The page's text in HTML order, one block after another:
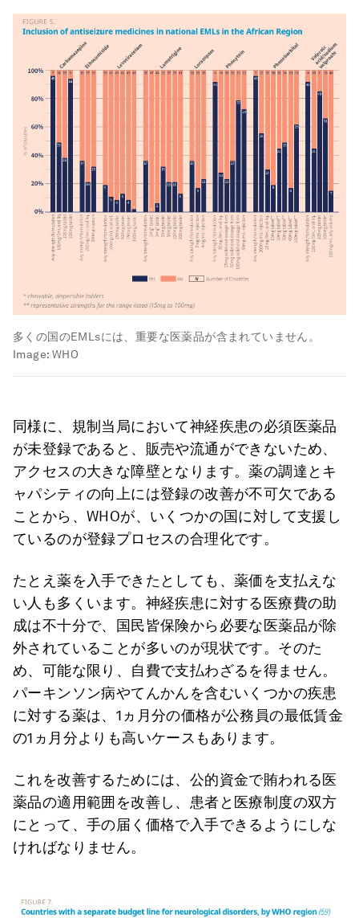
多くの国のEMLsには、重要な医薬品が含まれていません。
Image: WHO
同様に、規制当局において神経疾患の必須医薬品
が未登録であると、販売や流通ができないため、
アクセスの大きな障壁となります。薬の調達とキ
ャパシティの向上には登録の改善が不可欠である
ことから、WHOが、いくつかの国に対して支援し
ているのが登録プロセスの合理化です。
たとえ薬を入手できたとしても、薬価を支払えな
い人も多くいます。神経疾患に対する医療費の助
成は不十分で、国民皆保険から必要な医薬品が除
外されていることが多いのが現状です。そのた
め、可能な限り、自費で支払わざるを得ません。
パーキンソン病やてんかんを含むいくつかの疾患
に対する薬は、1ヵ月分の価格が公務員の最低賃金
の1ヵ月分よりも高いケースもあります。
これを改善するためには、公的資金で賄われる医
薬品の適用範囲を改善し、患者と医療制度の双方
にとって、手の届く価格で入手できるようにしな
ければなりません。